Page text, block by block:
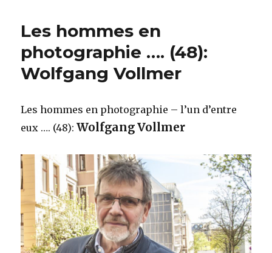
Les hommes en
photographie …. (48):
Wolfgang Vollmer
Les hommes en photographie – l’un d’entre
eux …. (48): Wolfgang Vollmer